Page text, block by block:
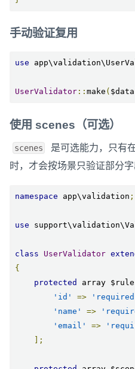
手动验证复用
use
UserValidator :: make ( $data
使用 scenes（可选）
scenes 是可选能力，只有
时，才会按场景只验证部分字
namespace app\validation ;
use
class UserValidator
{
protected
array
'id'
=>
'name'
=>
'email'
=>
];